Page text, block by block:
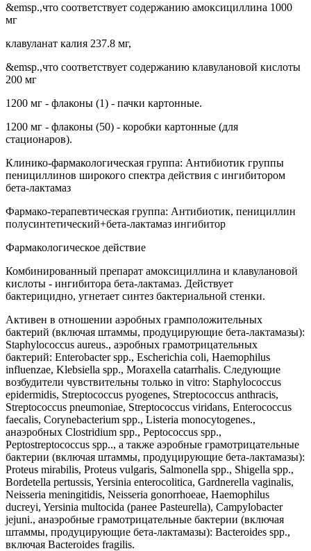
&emsp.,что соответствует содержанию амоксициллина 1000
мг
клавуланат калия 237.8 мг,
&emsp.,что соответствует содержанию клавулановой кислоты
200 мг
1200 мг - флаконы (1) - пачки картонные.
1200 мг - флаконы (50) - коробки картонные (для
стационаров).
Клинико-фармакологическая группа: Антибиотик группы
пенициллинов широкого спектра действия с ингибитором
бета-лактамаз
Фармако-терапевтическая группа: Антибиотик, пенициллин
полусинтетический+бета-лактамаз ингибитор
Фармакологическое действие
Комбинированный препарат амоксициллина и клавулановой
кислоты - ингибитора бета-лактамаз. Действует
бактерицидно, угнетает синтез бактериальной стенки.
Активен в отношении аэробных грамположительных
бактерий (включая штаммы, продуцирующие бета-лактамазы):
Staphylococcus aureus., аэробных грамотрицательных
бактерий: Enterobacter spp., Escherichia coli, Haemophilus
influenzae, Klebsiella spp., Moraxella catarrhalis. Следующие
возбудители чувствительны только in vitro: Staphylococcus
epidermidis, Streptococcus pyogenes, Streptococcus anthracis,
Streptococcus pneumoniae, Streptococcus viridans, Enterococcus
faecalis, Corynebacterium spp., Listeria monocytogenes.,
анаэробных Clostridium spp., Peptococcus spp.,
Peptostreptococcus spp.., а также аэробные грамотрицательные
бактерии (включая штаммы, продуцирующие бета-лактамазы):
Proteus mirabilis, Proteus vulgaris, Salmonella spp., Shigella spp.,
Bordetella pertussis, Yersinia enterocolitica, Gardnerella vaginalis,
Neisseria meningitidis, Neisseria gonorrhoeae, Haemophilus
ducreyi, Yersinia multocida (ранее Pasteurella), Campylobacter
jejuni., анаэробные грамотрицательные бактерии (включая
штаммы, продуцирующие бета-лактамазы): Bacteroides spp.,
включая Bacteroides fragilis.